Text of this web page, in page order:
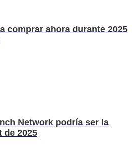
comprar ahora durante 2025
Network podría ser la
de 2025